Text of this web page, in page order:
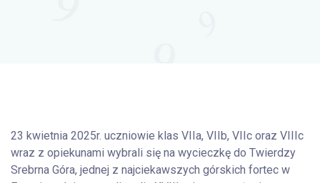
23 kwietnia 2025r. uczniowie klas VIIa, VIIb, VIIc oraz VIIIc
wraz z opiekunami wybrali się na wycieczkę do Twierdzy
Srebrna Góra, jednej z najciekawszych górskich fortec w